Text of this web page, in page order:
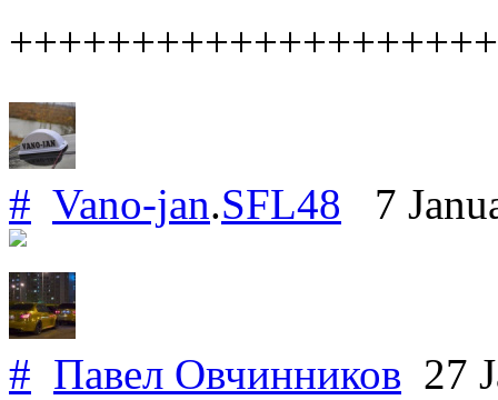
# Vano-jan.SFL48 7
# Павел Овчинников 27